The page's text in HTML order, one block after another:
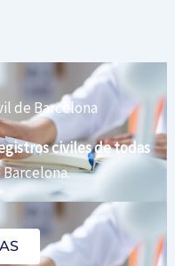
de Barcelona
civiles de todas